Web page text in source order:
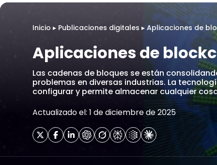
Inicio ▸ Publicaciones digitales ▸ Aplicaciones de
Aplicaciones de
Las cadenas de bloques se están
problemas en diversas industrias. La
configurar y permite almacenar cualquier
Actualizado el: 1 de diciembre de 2025